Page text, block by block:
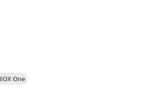
One